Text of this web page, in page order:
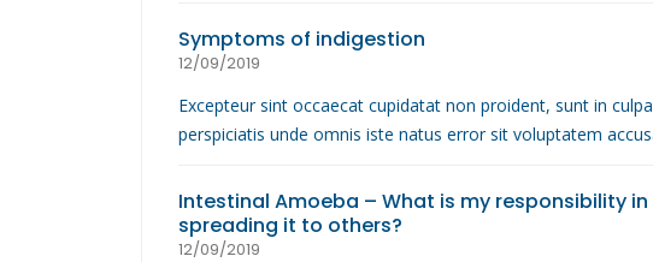
Symptoms of indigestion
12/09/2019
Excepteur sint occaecat cupidatat non proident, sunt in
perspiciatis unde omnis iste natus error sit voluptatem
Intestinal Amoeba – What is my responsibility
spreading it to others?
12/09/2019